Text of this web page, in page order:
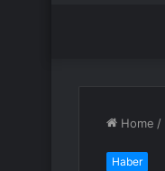
Home /
Haber